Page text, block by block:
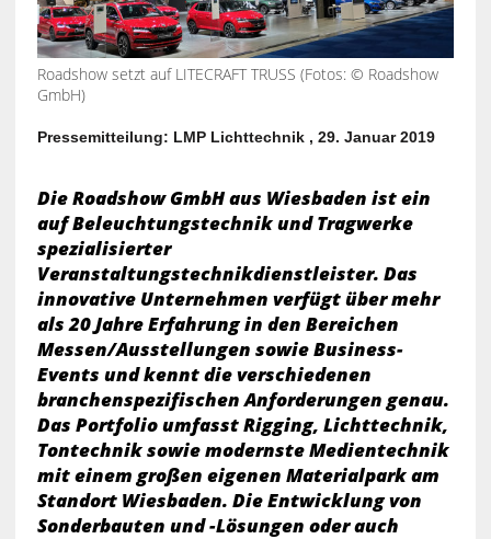
Roadshow setzt auf LITECRAFT TRUSS (Fotos: © Roadshow
GmbH)
Pressemitteilung: LMP Lichttechnik , 29. Januar 2019
Die Roadshow GmbH aus Wiesbaden ist ein
auf Beleuchtungstechnik und Tragwerke
spezialisierter
Veranstaltungstechnikdienstleister. Das
innovative Unternehmen verfügt über mehr
als 20 Jahre Erfahrung in den Bereichen
Messen/Ausstellungen sowie Business-
Events und kennt die verschiedenen
branchenspezifischen Anforderungen genau.
Das Portfolio umfasst Rigging, Lichttechnik,
Tontechnik sowie modernste Medientechnik
mit einem großen eigenen Materialpark am
Standort Wiesbaden. Die Entwicklung von
Sonderbauten und -Lösungen oder auch